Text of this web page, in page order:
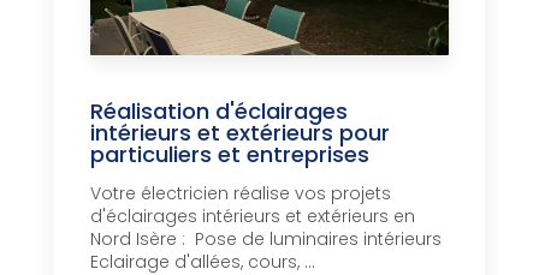
Réalisation d'éclairages
intérieurs et extérieurs pour
particuliers et entreprises
Votre électricien réalise vos projets
d'éclairages intérieurs et extérieurs en
Nord Isère : Pose de luminaires intérieurs
Eclairage d'allées, cours, ...